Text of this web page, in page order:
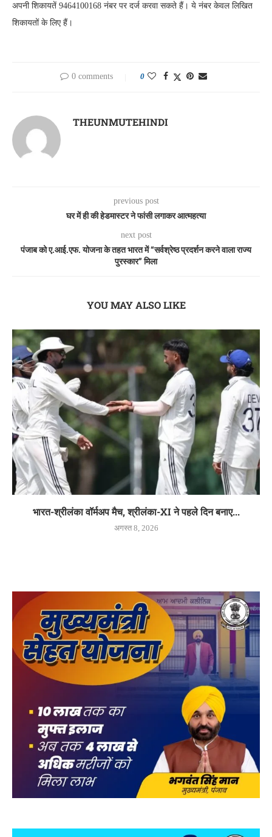
अपनी शिकायतें 9464100168 नंबर पर दर्ज करवा सकते हैं। ये नंबर केवल लिखित
शिकायतों के लिए हैं।
0 comments 0
THEUNMUTEHINDI
previous post
घर में ही की हेडमास्टर ने फांसी लगाकर आत्महत्या
next post
पंजाब को ए.आई.एफ. योजना के तहत भारत में “सर्वश्रेष्ठ प्रदर्शन करने वाला राज्य
पुरस्कार” मिला
YOU MAY ALSO LIKE
भारत-श्रीलंका वॉर्मअप मैच, श्रीलंका-XI ने पहले दिन बनाए...
अगस्त 8, 2026